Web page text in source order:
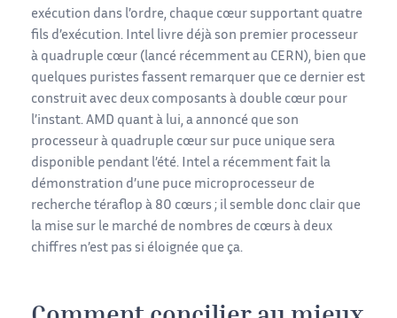
exécution dans l’ordre, chaque cœur supportant quatre
fils d’exécution. Intel livre déjà son premier processeur
à quadruple cœur (lancé récemment au CERN), bien que
quelques puristes fassent remarquer que ce dernier est
construit avec deux composants à double cœur pour
l’instant. AMD quant à lui, a annoncé que son
processeur à quadruple cœur sur puce unique sera
disponible pendant l’été. Intel a récemment fait la
démonstration d’une puce microprocesseur de
recherche téraflop à 80 cœurs ; il semble donc clair que
la mise sur le marché de nombres de cœurs à deux
chiffres n’est pas si éloignée que ça.